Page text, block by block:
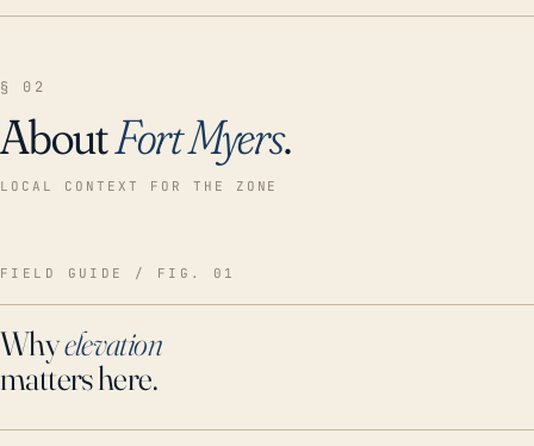
§ 02
AboutFort Myers.
LOCAL CONTEXT FOR THE ZONE
FIELD GUIDE / FIG. 01
Whyelevation
matters here.